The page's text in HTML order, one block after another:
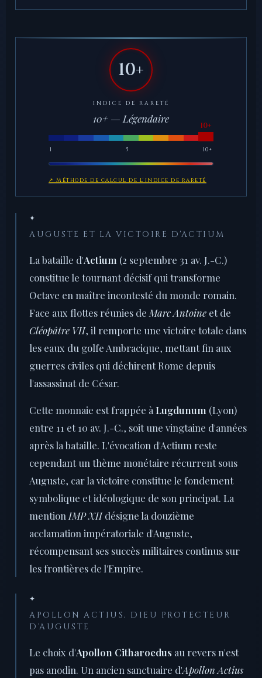
10+
INDICE DE RARETÉ
10+ — Légendaire
1 5 10+
↗ Méthode de calcul de l'indice de rareté
✦
AUGUSTE ET LA VICTOIRE D'ACTIUM
La bataille d'Actium (2 septembre 31 av. J.-C.)
constitue le tournant décisif qui transforme
Octave en maître incontesté du monde romain.
Face aux flottes réunies de Marc Antoine et de
Cléopâtre VII, il remporte une victoire totale dans
les eaux du golfe Ambracique, mettant fin aux
guerres civiles qui déchirent Rome depuis
l'assassinat de César.
Cette monnaie est frappée à Lugdunum (Lyon)
entre 11 et 10 av. J.-C., soit une vingtaine d'années
après la bataille. L'évocation d'Actium reste
cependant un thème monétaire récurrent sous
Auguste, car la victoire constitue le fondement
symbolique et idéologique de son principat. La
mention IMP XIIdésigne la douzième
acclamation impératoriale d'Auguste,
récompensant ses succès militaires continus sur
les frontières de l'Empire.
✦
APOLLON ACTIUS, DIEU PROTECTEUR
D'AUGUSTE
Le choix d'Apollon Citharoedus au revers n'est
pas anodin. Un ancien sanctuaire d'Apollon Actius